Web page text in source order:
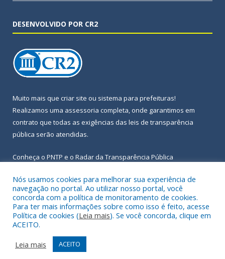
DESENVOLVIDO POR CR2
Muito mais que criar site ou sistema para prefeituras!
Realizamos uma assessoria completa, onde garantimos em
contrato que todas as exigências das leis de transparência
pública serão atendidas.
Conheça o PNTP e o Radar da Transparência Pública
Todos os direitos reservados a Prefeitura Municipal de Igarapé-
Açu.
Frequência Online
Acessar Área Administrativa
Nós usamos cookies para melhorar sua experiência de
navegação no portal. Ao utilizar nosso portal, você
concorda com a política de monitoramento de cookies.
Para ter mais informações sobre como isso é feito, acesse
Política de cookies (Leia mais). Se você concorda, clique em
ACEITO.
Leia mais
ACEITO